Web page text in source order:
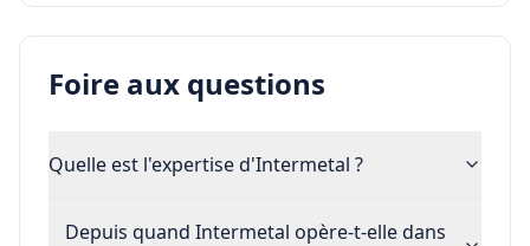
Foire aux questions
Quelle est l'expertise d'Intermetal ?
Depuis quand Intermetal opère-t-elle dans